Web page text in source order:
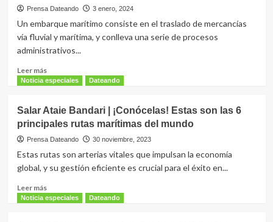
marítima
Venezuela
y
Trinidad
Tobago
Prensa Dateando 3 enero, 2024
Un embarque marítimo consiste en el traslado de mercancías
vía fluvial y marítima, y conlleva una serie de procesos
administrativos...
Leer másLeer
más
Serrano
Ponce
|
¿Qué
¿Cuál
Noticia especiales Dateando
Salar Ataie Bandari | ¡Conócelas! Estas son las 6
principales rutas marítimas del mundo
Prensa Dateando 30 noviembre, 2023
Estas rutas son arterias vitales que impulsan la economía
global, y su gestión eficiente es crucial para el éxito en...
Leer másLeer
más
Noticia especiales Dateando